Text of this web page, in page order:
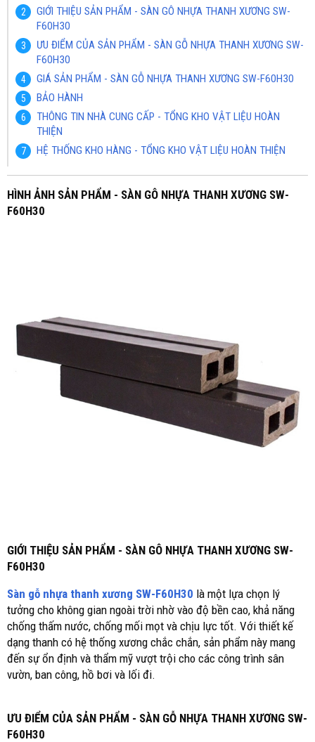
GIỚI THIỆU SẢN PHẨM - SÀN GÔ NHỰA THANH XƯƠNG SW-
F60H30
ƯU ĐIỂM CỦA SẢN PHẨM - SÀN GỖ NHỰA THANH XƯƠNG SW-
F60H30
GIÁ SẢN PHẨM - SÀN GỖ NHỰA THANH XƯƠNG SW-F60H30
BẢO HÀNH
THÔNG TIN NHÀ CUNG CẤP - TỔNG KHO VẬT LIỆU HOÀN
THIỆN
HỆ THỐNG KHO HÀNG - TỔNG KHO VẬT LIỆU HOÀN THIỆN
HÌNH ẢNH SẢN PHẨM - SÀN GÔ NHỰA THANH XƯƠNG SW-
F60H30
GIỚI THIỆU SẢN PHẨM - SÀN GÔ NHỰA THANH XƯƠNG SW-
F60H30
Sàn gỗ nhựa thanh xương SW-F60H30 là một lựa chọn lý
tưởng cho không gian ngoài trời nhờ vào độ bền cao, khả năng
chống thấm nước, chống mối mọt và chịu lực tốt. Với thiết kế
dạng thanh có hệ thống xương chắc chắn, sản phẩm này mang
đến sự ổn định và thẩm mỹ vượt trội cho các công trình sân
vườn, ban công, hồ bơi và lối đi.
ƯU ĐIỂM CỦA SẢN PHẨM - SÀN GỖ NHỰA THANH XƯƠNG SW-
F60H30